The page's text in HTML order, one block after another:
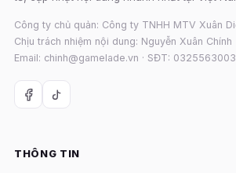
Công ty chủ quản: Công ty TNHH MTV Xuân
Chịu trách nhiệm nội dung: Nguyễn Xuân Chính
Email: chinh@gamelade.vn · SĐT: 0325563003
THÔNG TIN